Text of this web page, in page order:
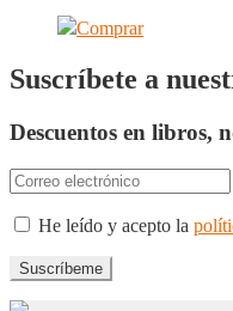
Comprar
Suscríbete a
Descuentos en libros,
He leído y acepto la